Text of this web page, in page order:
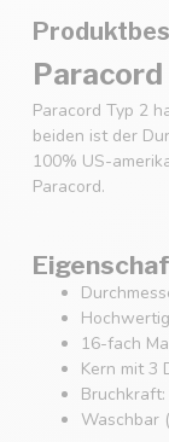
Paracord Typ 2
beiden ist der
100% US-
Paracord.
16-fach
Kern mit 3
Waschbar